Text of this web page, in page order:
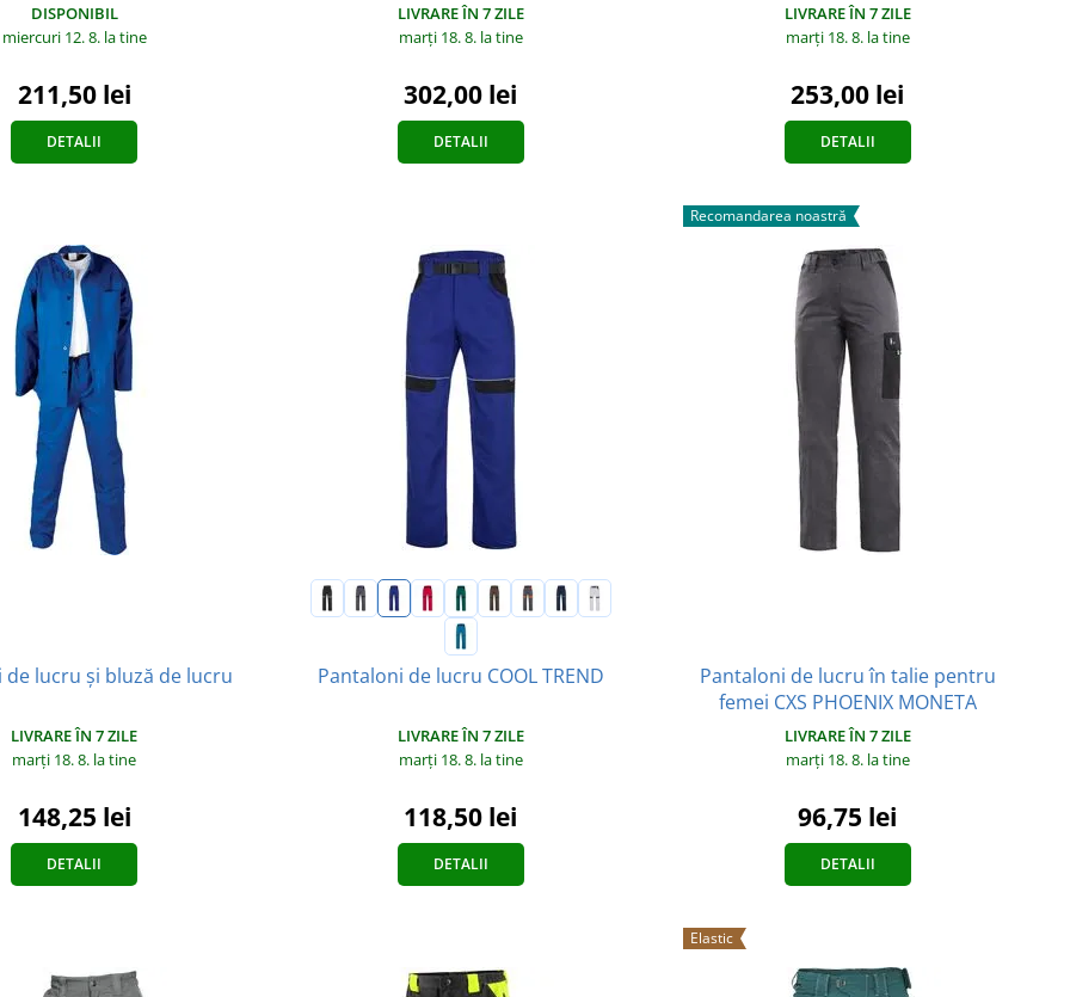
DISPONIBIL
miercuri 12. 8. la tine
211,50 lei
DETALII
LIVRARE ÎN 7 ZILE
marți 18. 8. la tine
302,00 lei
DETALII
LIVRARE ÎN 7 ZILE
marți 18. 8. la tine
253,00 lei
DETALII
de lucru și bluză de lucru
LIVRARE ÎN 7 ZILE
marți 18. 8. la tine
148,25 lei
DETALII
Pantaloni de lucru COOL TREND
LIVRARE ÎN 7 ZILE
marți 18. 8. la tine
118,50 lei
DETALII
Recomandarea noastră
Pantaloni de lucru în talie pentru
femei CXS PHOENIX MONETA
LIVRARE ÎN 7 ZILE
marți 18. 8. la tine
96,75 lei
DETALII
Elastic